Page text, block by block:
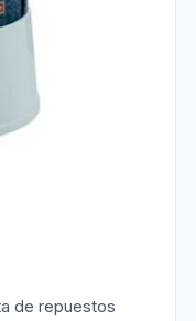
de repuestos